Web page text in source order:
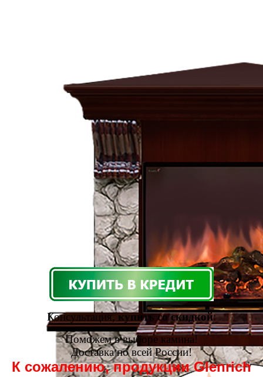
Консультация,купить со скидкой:
Поможем в выборе камина!
Доставка по всей России!
К сожалению, продукции Glenrich